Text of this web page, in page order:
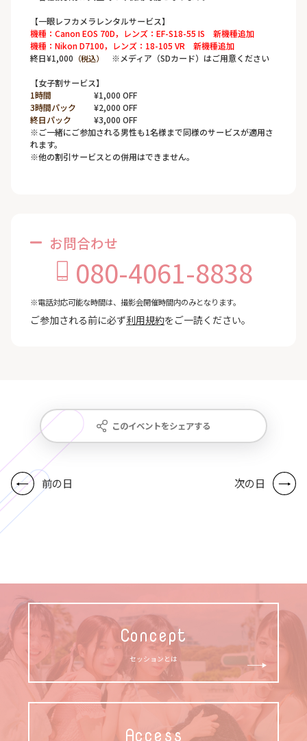
【一眼レフカメラレンタルサービス】
機種：Canon EOS 70D，レンズ：EF-S18-55 IS 新機種追加
機種：Nikon D7100，レンズ：18-105 VR 新機種追加
終日¥1,000 （税込） ※メディア（SDカード）はご用意ください
【女子割サービス】
1時間
¥1,000 OFF
3時間パック
¥2,000 OFF
終日パック
¥3,000 OFF
※ご一緒にご参加される男性も1名様まで同様のサービスが適用さ
れます。
※他の割引サービスとの併用はできません。
お問合わせ
080-4061-8838
※電話対応可能な時間は、撮影会開催時間内のみとなります。
ご参加される前に必ず利用規約をご一読ください。
このイベントをシェアする
前の日 次の日
Concept
セッションとは
Access